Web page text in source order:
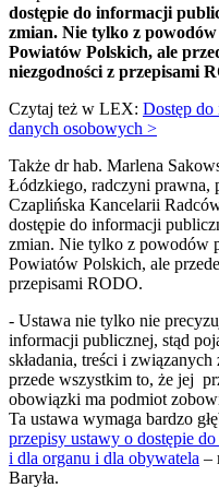
dostępie do informacji
zmian. Nie tylko z
Powiatów Polskich, ale
niezgodności z przepisami
Czytaj też w LEX: Dostęp do
danych osobowych >
Także dr hab. Marlena
Łódzkiego, radczyni prawna,
Czaplińska Kancelarii
dostępie do informacji
zmian. Nie tylko z powodów
Powiatów Polskich, ale
przepisami RODO.
- Ustawa nie tylko nie
informacji publicznej, stąd
składania, treści i
przede wszystkim to, że jej
obowiązki ma podmiot
Ta ustawa wymaga bardzo
przepisy ustawy o dostępie
i dla organu i dla obywatela –
Baryła.